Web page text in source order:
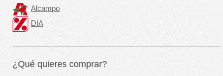
Alcampo
DIA
¿Qué quieres comprar?